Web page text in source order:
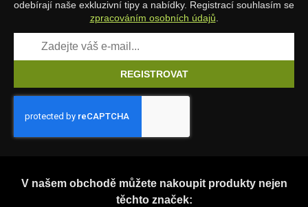
odebírají naše exkluzivní tipy a nabídky. Registrací souhlasím se
zpracováním osobních údajů
REGISTROVAT
V našem obchodě můžete nakoupit produkty nejen
těchto značek: